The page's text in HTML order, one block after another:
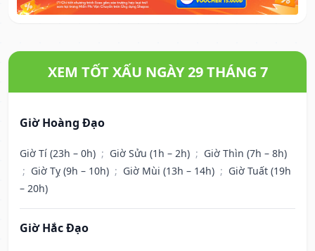
XEM TỐT XẤU NGÀY 29 THÁNG 7
Giờ Hoàng Đạo
Giờ Tí (23h – 0h) ; Giờ Sửu (1h – 2h) ; Giờ Thìn (7h – 8h)
; Giờ Tỵ (9h – 10h) ; Giờ Mùi (13h – 14h) ; Giờ Tuất (19h
– 20h)
Giờ Hắc Đạo